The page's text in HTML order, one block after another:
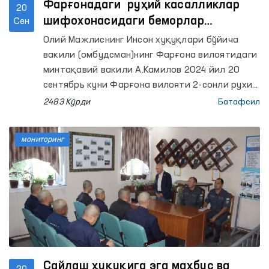
20
Сен
Фарғонадаги руҳий касалликлар
шифохонасидаги беморлар
манфаатида судга даъво ариза
киритилди
Олий Мажлиснинг Инсон хуқуқлари бўйича
вакили (омбудсман)нинг Фарғона вилоятидаги
минтақавий вакили А.Камилов 2024 йил 20
сентябрь куни Фарғона вилояти 2-сонли рухий
касалликлар шифохонасига мониторинг
2483 Кўрди Батафсил
Сайлаш ҳуқуқига эга маҳбус ва
мониторинг